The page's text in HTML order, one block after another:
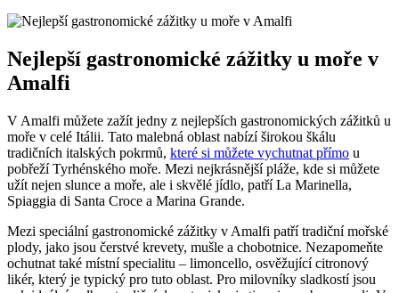
Nejlepší gastronomické zážitky u moře v
Amalfi
V Amalfi můžete zažít jedny z nejlepších gastronomických zážitků u
moře v celé Itálii. Tato malebná oblast nabízí širokou škálu
tradičních italských pokrmů, které si můžete vychutnat přímo u
pobřeží Tyrhénského moře. Mezi nejkrásnější pláže, kde si můžete
užít nejen slunce a moře, ale i skvělé jídlo, patří La Marinella,
Spiaggia di Santa Croce a Marina Grande.
Mezi speciální gastronomické zážitky v Amalfi patří tradiční mořské
plody, jako jsou čerstvé krevety, mušle a chobotnice. Nezapomeňte
ochutnat také místní specialitu – limoncello, osvěžující citronový
likér, který je typický pro tuto oblast. Pro milovníky sladkostí jsou